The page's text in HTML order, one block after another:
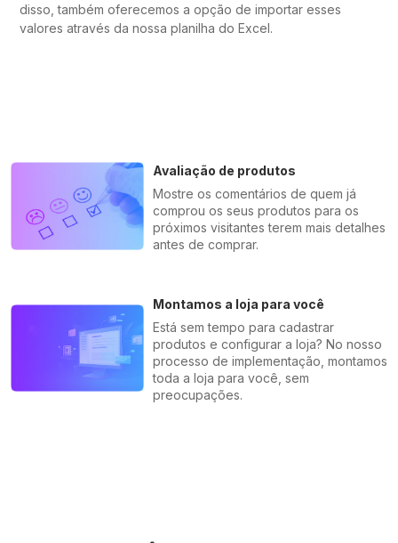
disso, também oferecemos a opção de importar esses
valores através da nossa planilha do Excel.
Avaliação de produtos
Mostre os comentários de quem já
comprou os seus produtos para os
próximos visitantes terem mais detalhes
antes de comprar.
Montamos a loja para você
Está sem tempo para cadastrar
produtos e configurar a loja? No nosso
processo de implementação, montamos
toda a loja para você, sem
preocupações.